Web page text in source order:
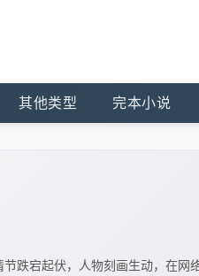
其他类型 完本小说
跌宕起伏，人物刻画生动，在网